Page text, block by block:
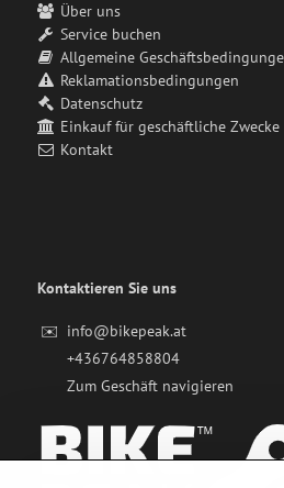
Über uns
Service buchen
Allgemeine
Reklamationsbedingungen
Datenschutz
Einkauf für geschäftliche Zwecke
Kontakt
Kontaktieren Sie uns
✉️ info@bikepeak.at
+436764858804
Zum Geschäft navigieren